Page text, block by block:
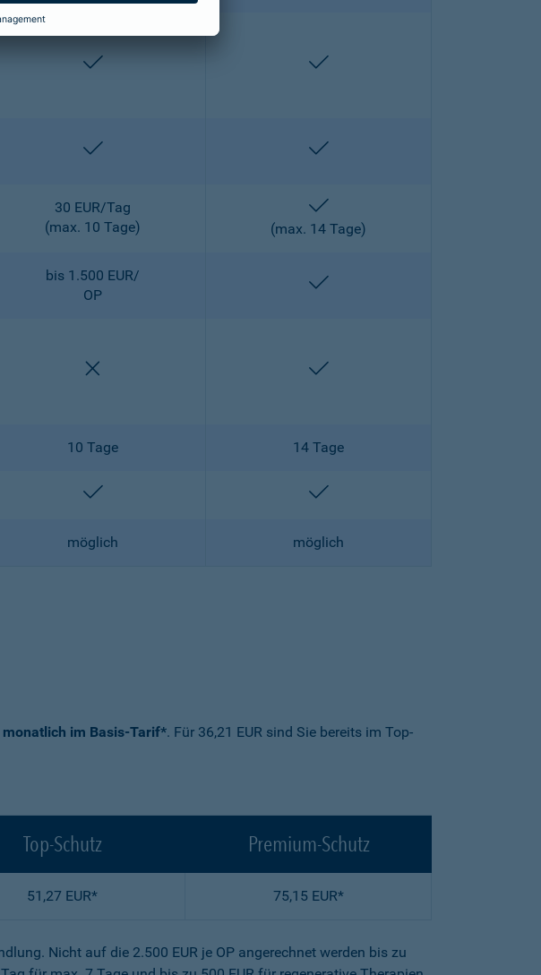
enthalten enthalten
enthalten enthalten
30 EUR/Tag
(max. 10 Tage)
enthalten
(max. 14 Tage)
bis 1.500 EUR/
OP
enthalten
enthalten
10 Tage 14 Tage
enthalten enthalten
möglich möglich
im Basis-Tarif*. Für 36,21 EUR sind Sie bereits im Top-
Top-Schutz Premium-Schutz
51,27 EUR* 75,15 EUR*
Nicht auf die 2.500 EUR je OP angerechnet werden bis zu